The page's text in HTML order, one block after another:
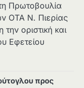
Πρωτοβουλία
ΟΤΑ Ν. Πιερίας
την οριστική και
Εφετείου
προς